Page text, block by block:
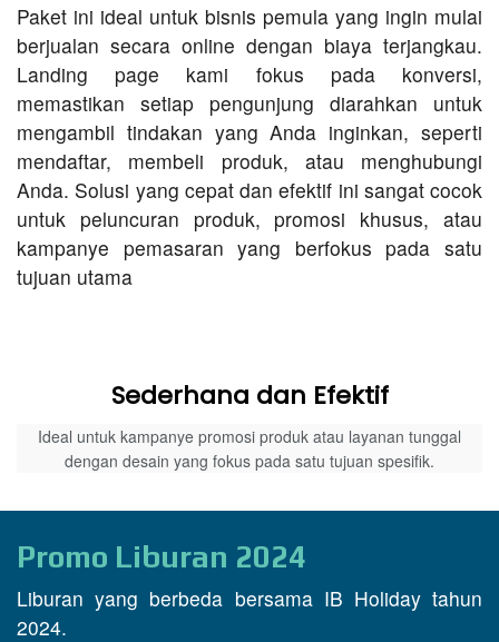
Paket ini ideal untuk bisnis pemula yang ingin mulai
berjualan secara online dengan biaya terjangkau.
Landing page kami fokus pada konversi,
memastikan setiap pengunjung diarahkan untuk
mengambil tindakan yang Anda inginkan, seperti
mendaftar, membeli produk, atau menghubungi
Anda. Solusi yang cepat dan efektif ini sangat cocok
untuk peluncuran produk, promosi khusus, atau
kampanye pemasaran yang berfokus pada satu
tujuan utama
Sederhana dan Efektif
Ideal untuk kampanye promosi produk atau layanan tunggal
dengan desain yang fokus pada satu tujuan spesifik.
Promo Liburan 2024
Liburan yang berbeda bersama IB Holiday tahun
2024.